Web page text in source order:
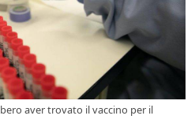
aver trovato il vaccino per il